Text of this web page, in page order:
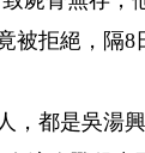
被拒絕，隔
，都是吳湯